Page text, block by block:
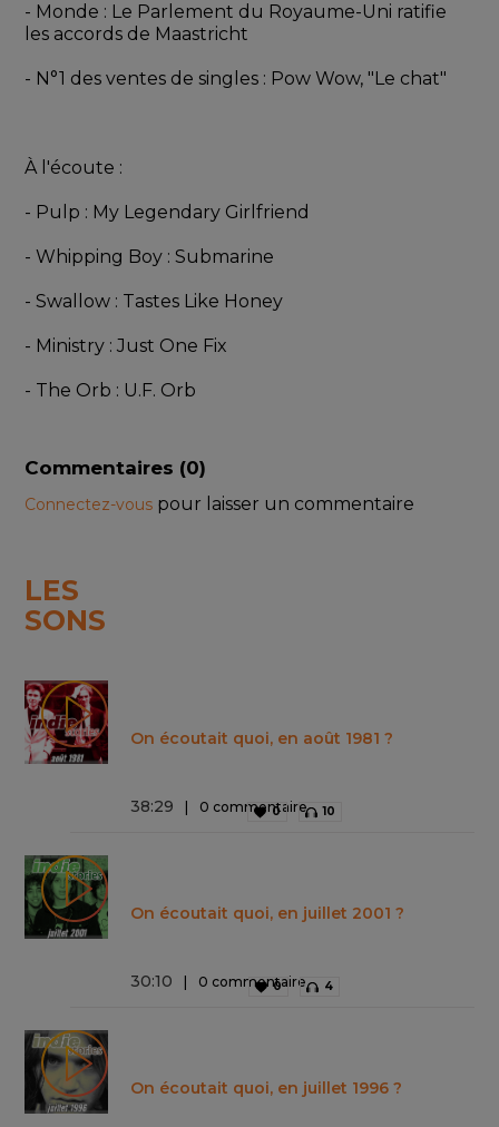
- Monde : Le Parlement du Royaume-Uni ratifie
les accords de Maastricht
- N°1 des ventes de singles : Pow Wow, "Le chat"
À l'écoute :
- Pulp : My Legendary Girlfriend
- Whipping Boy : Submarine
- Swallow : Tastes Like Honey
- Ministry : Just One Fix
- The Orb : U.F. Orb
Commentaires (0)
Connectez-vous pour laisser un commentaire
LES
SONS
On écoutait quoi, en août 1981 ?
38:29 0 commentaire
0 10
On écoutait quoi, en juillet 2001 ?
30:10 0 commentaire
0 4
On écoutait quoi, en juillet 1996 ?